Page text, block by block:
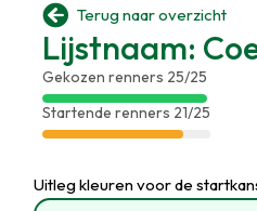
 Terug naar overzicht
Lijstnaam:
Gekozen renners 25/25
Startende renners 21/25
Uitleg kleuren voor de